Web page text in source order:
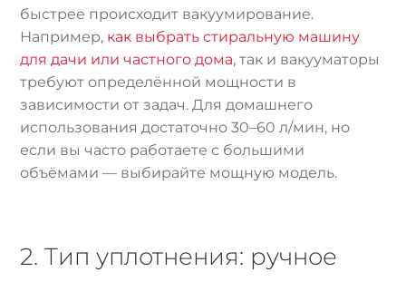
быстрее происходит вакуумирование.
Например, как выбрать стиральную машину
для дачи или частного дома, так и вакууматоры
требуют определённой мощности в
зависимости от задач. Для домашнего
использования достаточно 30–60 л/мин, но
если вы часто работаете с большими
объёмами — выбирайте мощную модель.
2. Тип уплотнения: ручное